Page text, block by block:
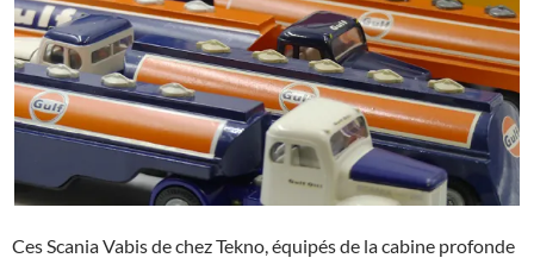
Ces Scania Vabis de chez Tekno, équipés de la cabine profonde